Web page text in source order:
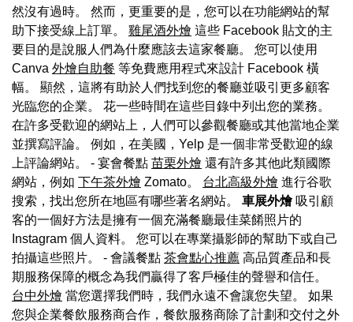
然沒有過時。 然而，更重要的是，您可以在功能網站的幫
助下接受線上訂單。 雞尾酒外燴 這些 Facebook 貼文的主
要目的是說服人們為什麼應該去這家餐廳。 您可以使用
Canva 外燴自助餐 等免費應用程式來設計 Facebook 橫
幅。 顯然，這將有助於人們找到您的餐廳並吸引更多顧客
光臨您的企業。 花一些時間在這些目錄中列出您的業務。
在許多受歡迎的網站上，人們可以參觀餐廳或其他當地企業
並撰寫評論。 例如，在美國，Yelp 是一個非常受歡迎的線
上評論網站。 - 宴會餐點 苗栗外燴 還有許多其他此類國際
網站，例如 下午茶外燴 Zomato。 台北高級外燴 進行谷歌
搜索，找出您所在地區有哪些著名網站。 車展外燴吸引顧
客的一個好方法是擁有一個充滿餐廳最佳菜餚照片的
Instagram 個人資料。 您可以在專業攝影師的幫助下或自己
拍攝這些照片。 - 會議餐點 茶會點心推薦 高品質產品和長
期服務保障的概念為我們贏得了客戶極佳的聲譽和信任。
台中外燴 當您選擇我們時，我們永遠不會讓您失望。 如果
您與企業餐飲服務商合作，餐飲服務商除了計劃和交付之外